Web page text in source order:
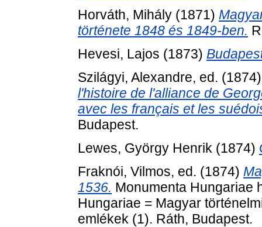
Horváth, Mihály (1871)
története 1848 és 1849-ben.
Hevesi, Lajos (1873)
Szilágyi, Alexandre, ed.
l'histoire de l'alliance de
avec les français et les
Budapest.
Lewes, György Henrik (1874)
Fraknói, Vilmos, ed. (1874)
1536. Monumenta Hungariae
Hungariae = Magyar
emlékek (1). Ráth, Budapest.